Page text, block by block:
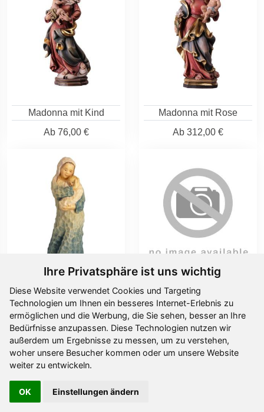
Ihre Privatsphäre ist uns wichtig
Diese Website verwendet Cookies und Targeting
Technologien um Ihnen ein besseres Internet-Erlebnis zu
ermöglichen und die Werbung, die Sie sehen, besser an Ihre
Bedürfnisse anzupassen. Diese Technologien nutzen wir
außerdem um Ergebnisse zu messen, um zu verstehen,
woher unsere Besucher kommen oder um unsere Website
weiter zu entwickeln.
OK Einstellungen ändern
Madonna mit Kind
Ab76,00 €
Madonna mit Rose
Ab 312,00 €
Mutter mit Kind
Ab
16,60 €
Madonna
48,00 €